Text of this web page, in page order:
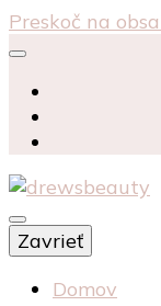
Preskoč na
starostlivosť
kosmetika
Zavrieť
Domov